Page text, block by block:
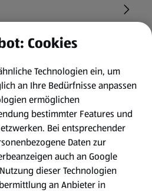
Cookies
Technologien ein, um
an Ihre Bedürfnisse anpassen
ermöglichen
bestimmter Features und
Bei entsprechender
Daten zur
auch an Google
dieser Technologien
an Anbieter in